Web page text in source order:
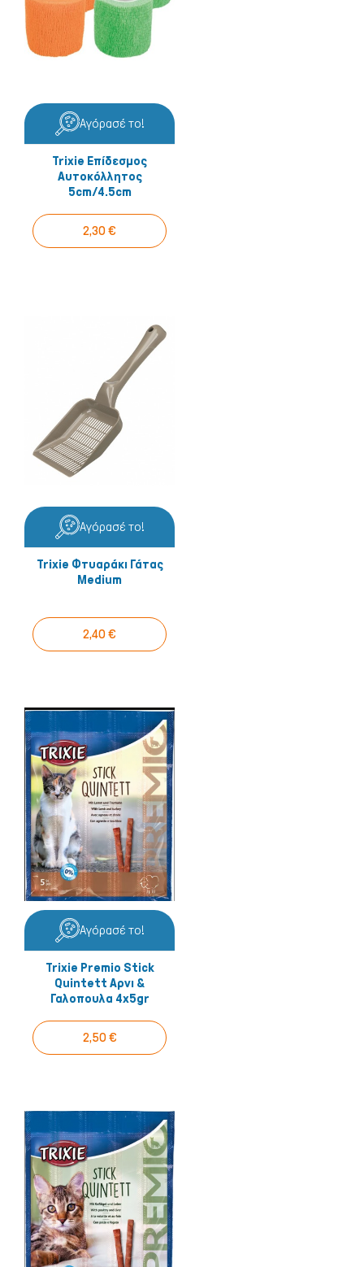
Αγόρασέ το!
Trixie Επίδεσμος
Αυτοκόλλητος
5cm/4.5cm
2,30 €
Αγόρασέ το!
Trixie Φτυαράκι Γάτας
Medium
2,40 €
Αγόρασέ το!
Trixie Premio Stick
Quintett Αρνι &
Γαλοπουλα 4x5gr
2,50 €